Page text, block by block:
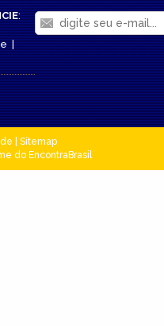
:
|
Sitemap
do EncontraBrasil